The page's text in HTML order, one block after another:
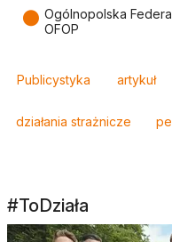
● Ogólnopolska
OFOP
Publicystyka artykuł
działania strażnicze
#ToDziała